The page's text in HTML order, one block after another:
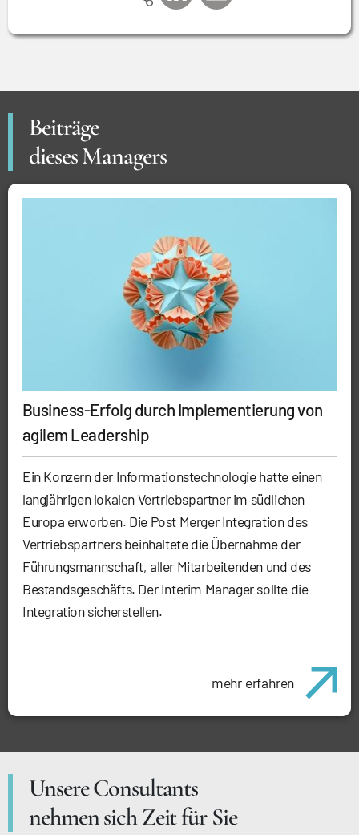
beiträgt – und damit zu nachhaltigem Erfolg.
Beiträge
dieses Managers
Business-Erfolg durch Implementierung von
agilem Leadership
Ein Konzern der Informationstechnologie hatte einen
langjährigen lokalen Vertriebspartner im südlichen
Europa erworben. Die Post Merger Integration des
Vertriebspartners beinhaltete die Übernahme der
Führungsmannschaft, aller Mitarbeitenden und des
Bestandsgeschäfts. Der Interim Manager sollte die
Integration sicherstellen.
mehr erfahren
Unsere Consultants
nehmen sich Zeit für Sie